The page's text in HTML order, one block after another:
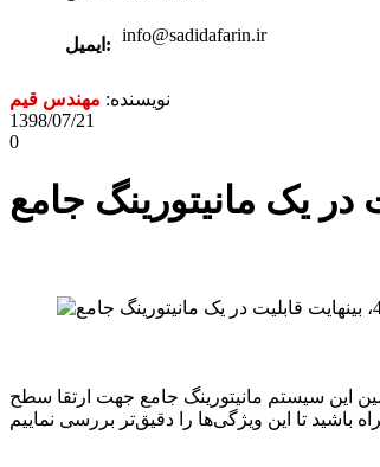
ایمیل: info@sadidafarin.ir
نویسنده: مهندس قیم
1398/07/21
0
فعالیت‌های پیشین این سیستم مانیتورینگ جامع جهت ارتقا سطح